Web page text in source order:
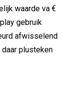
waarde va €
gebruik
afwisselend
plusteken